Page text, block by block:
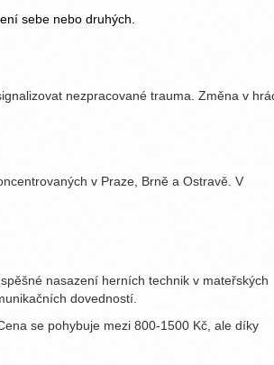
sebe nebo druhých.
nezpracované trauma. Změna v
v Praze, Brně a Ostravě. V
nasazení herních technik v mateřských
dovedností.
se pohybuje mezi 800-1500 Kč, ale díky